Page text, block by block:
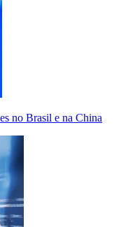
no Brasil e na China